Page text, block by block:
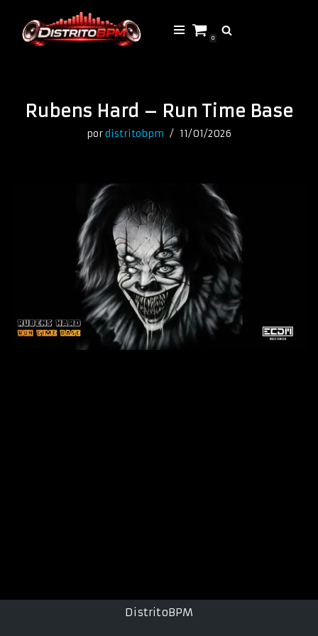
Saltar
0
Rubens Hard – Run Time Base
pordistritobpm 11/01/2026
DistritoBPM